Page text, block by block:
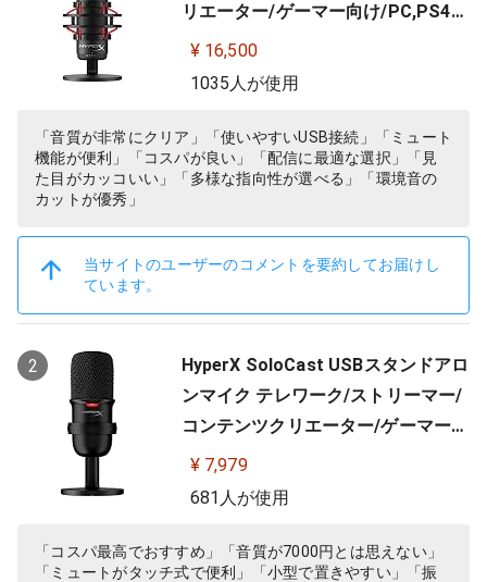
リエーター/ゲーマー向け/PC,PS4使
用可能 2年保証 HX-MICQC-BK ( 4P5
P6AA )
¥ 16,500
1035人が使用
「音質が非常にクリア」「使いやすいUSB接続」「ミュート
機能が便利」「コスパが良い」「配信に最適な選択」「見
た目がカッコいい」「多様な指向性が選べる」「環境音の
カットが優秀」
当サイトのユーザーのコメントを要約してお届けし
ています。
2
HyperX SoloCast USBスタンドアロ
ンマイク テレワーク/ストリーマー/
コンテンツクリエーター/ゲーマー向
け/PC,PS4,PS5使用可能 メーカー 2
年保証 HMIS1X-XX-BK/G ( 4P5P8A
¥ 7,979
681人が使用
「コスパ最高でおすすめ」「音質が7000円とは思えない」
「ミュートがタッチ式で便利」「小型で置きやすい」「振